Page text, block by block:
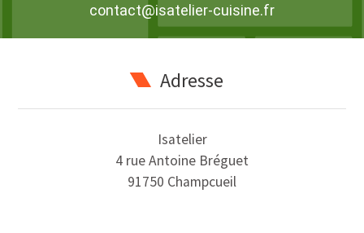
contact@isatelier-cuisine.fr
Adresse
Isatelier
4 rue Antoine Bréguet
91750 Champcueil